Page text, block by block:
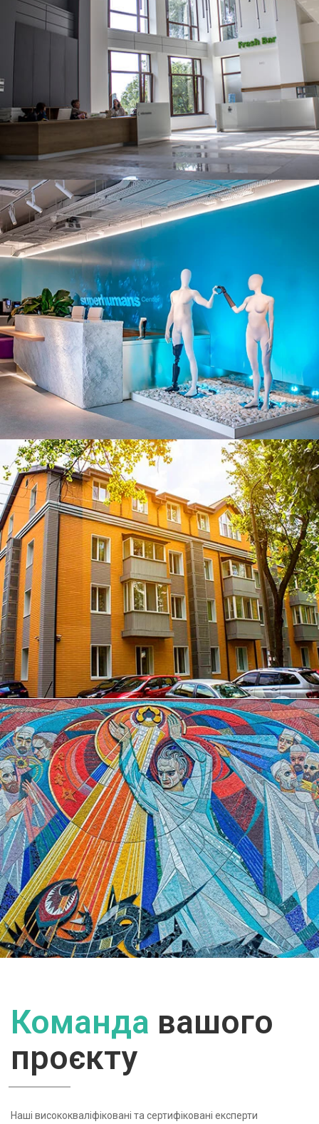
ЧИТАТИ ДАЛІ
ЧИТАТИ ДАЛІ
ЧИТАТИ ДАЛІ
ЧИТАТИ ДАЛІ
Команда вашого
проєкту
Наші висококваліфіковані та сертифіковані експерти